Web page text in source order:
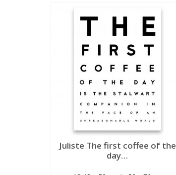
Juliste The first coffee of the
day…